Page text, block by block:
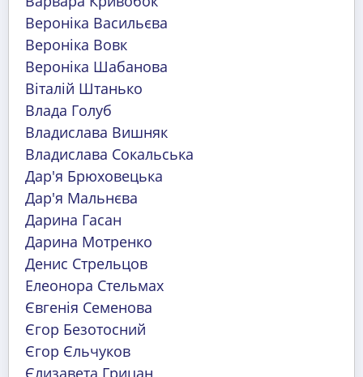
Вероніка Васильєва
Вероніка Вовк
Вероніка Шабанова
Віталій Штанько
Влада Голуб
Владислава Вишняк
Владислава Сокальська
Дар'я Брюховецька
Дар'я Мальнєва
Дарина Гасан
Дарина Мотренко
Денис Стрельцов
Елеонора Стельмах
Євгенія Семенова
Єгор Безотосний
Єгор Єльчуков
Єлизавета Грицан